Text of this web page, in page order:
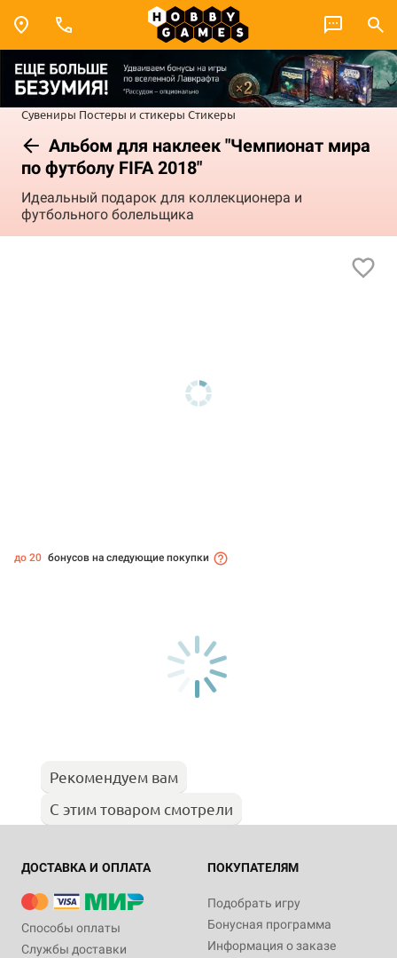
Сувениры Постеры и стикеры Стикеры
Альбом для наклеек "Чемпионат мира
по футболу FIFA 2018"
Идеальный подарок для коллекционера и
футбольного болельщика
до 20 бонусов на следующие покупки
Рекомендуем вам
С этим товаром смотрели
ДОСТАВКА И ОПЛАТА
Способы оплаты
Службы доставки
ПОКУПАТЕЛЯМ
Подобрать игру
Бонусная программа
Информация о заказе